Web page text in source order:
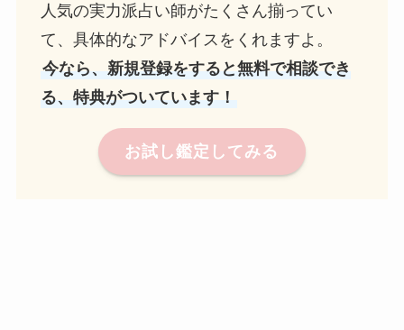
人気の実力派占い師がたくさん揃ってい
て、具体的なアドバイスをくれますよ。
今なら、新規登録をすると無料で相談でき
る、特典がついています！
お試し鑑定してみる